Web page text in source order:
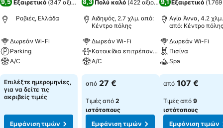
9,5 Εξαιρετικό (347 αξιολογήσεις)
Ροβιές, Ελλάδα
Δωρεάν Wi-Fi
Parking
A/C
Εμφάνιση τιμών
Επιλέξτε ημερομηνίες,
για να δείτε τις
ακριβείς τιμές
Εμφάνιση τιμών
8,3 Πολύ καλό (422 αξιολογήσεις)
Αιδηψός, 2.7 χλμ. από:
Κέντρο πόλης
Δωρεάν Wi-Fi
Κατοικίδια επιτρέπονται
A/C
Εμφάνιση τιμών
από 27 €
Τιμές από 2
ιστότοπους
Εμφάνιση τιμών
9,1 Εξαιρετικό (1.769
Αγία Άννα, 4.2 χλμ.
από: Κέντρο πόλης
Δωρεάν Wi-Fi
Πισίνα
Spa
Εμφάνιση τιμών
από 107 €
Τιμές από 9
ιστότοπους
Εμφάνιση τιμών